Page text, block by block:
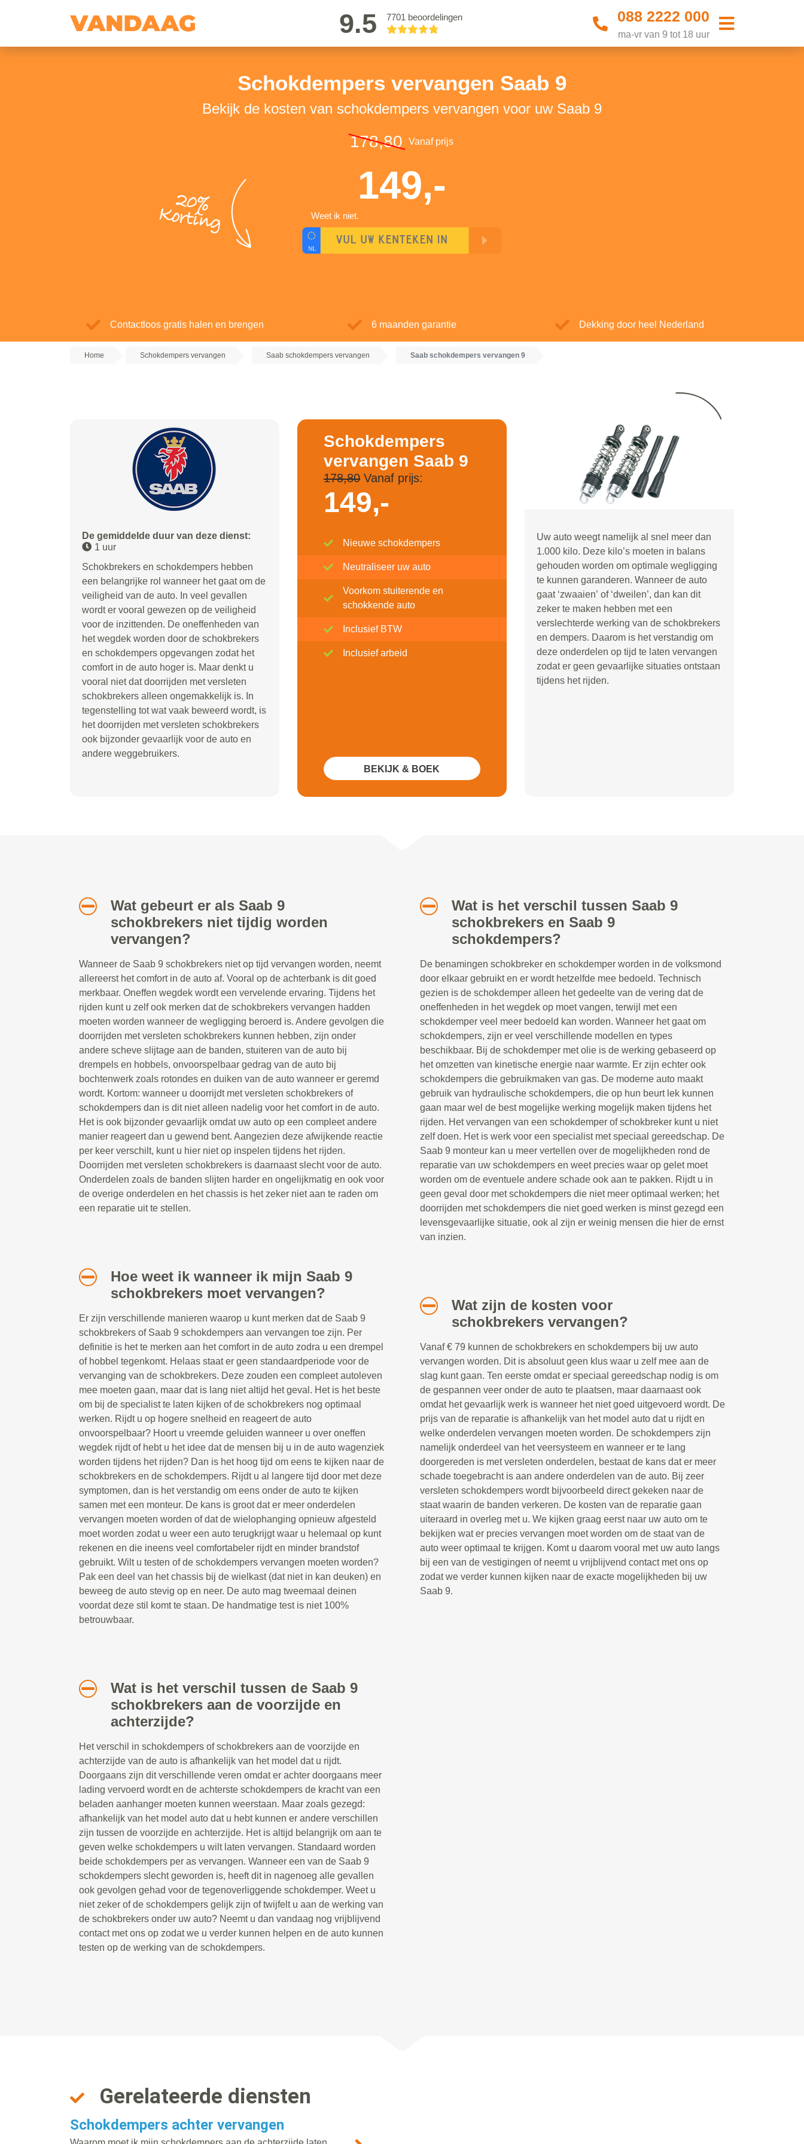
9.5 7701 beoordelingen 088 2222 000
ma-vr van 9 tot 18 uur
Schokdempers vervangen Saab 9
Bekijk de kosten van schokdempers vervangen voor uw Saab 9
20%
Korting
178,80 Vanaf prijs
149,-
Weet ik niet.
Contactloos gratis halen en brengen 6 maanden garantie Dekking door heel Nederland
Home Schokdempers vervangen Saab schokdempers vervangen Saab schokdempers vervangen 9
De gemiddelde duur van deze dienst:
1 uur
Schokbrekers en schokdempers hebben
een belangrijke rol wanneer het gaat om de
veiligheid van de auto. In veel gevallen
wordt er vooral gewezen op de veiligheid
voor de inzittenden. De oneffenheden van
het wegdek worden door de schokbrekers
en schokdempers opgevangen zodat het
comfort in de auto hoger is. Maar denkt u
vooral niet dat doorrijden met versleten
schokbrekers alleen ongemakkelijk is. In
tegenstelling tot wat vaak beweerd wordt, is
het doorrijden met versleten schokbrekers
ook bijzonder gevaarlijk voor de auto en
andere weggebruikers.
Schokdempers
vervangen Saab 9
178,80Vanaf prijs:
149,-
Nieuwe schokdempers
Neutraliseer uw auto
Voorkom stuiterende en
schokkende auto
Inclusief BTW
Inclusief arbeid
BEKIJK & BOEK
Uw auto weegt namelijk al snel meer dan
1.000 kilo. Deze kilo’s moeten in balans
gehouden worden om optimale wegligging
te kunnen garanderen. Wanneer de auto
gaat ‘zwaaien’ of ‘dweilen’, dan kan dit
zeker te maken hebben met een
verslechterde werking van de schokbrekers
en dempers. Daarom is het verstandig om
deze onderdelen op tijd te laten vervangen
zodat er geen gevaarlijke situaties ontstaan
tijdens het rijden.
Wat gebeurt er als Saab 9
schokbrekers niet tijdig worden
vervangen?
Wanneer de Saab 9 schokbrekers niet op tijd vervangen worden, neemt
allereerst het comfort in de auto af. Vooral op de achterbank is dit goed
merkbaar. Oneffen wegdek wordt een vervelende ervaring. Tijdens het
rijden kunt u zelf ook merken dat de schokbrekers vervangen hadden
moeten worden wanneer de wegligging beroerd is. Andere gevolgen die
doorrijden met versleten schokbrekers kunnen hebben, zijn onder
andere scheve slijtage aan de banden, stuiteren van de auto bij
drempels en hobbels, onvoorspelbaar gedrag van de auto bij
bochtenwerk zoals rotondes en duiken van de auto wanneer er geremd
wordt. Kortom: wanneer u doorrijdt met versleten schokbrekers of
schokdempers dan is dit niet alleen nadelig voor het comfort in de auto.
Het is ook bijzonder gevaarlijk omdat uw auto op een compleet andere
manier reageert dan u gewend bent. Aangezien deze afwijkende reactie
per keer verschilt, kunt u hier niet op inspelen tijdens het rijden.
Doorrijden met versleten schokbrekers is daarnaast slecht voor de auto.
Onderdelen zoals de banden slijten harder en ongelijkmatig en ook voor
de overige onderdelen en het chassis is het zeker niet aan te raden om
een reparatie uit te stellen.
Hoe weet ik wanneer ik mijn Saab 9
schokbrekers moet vervangen?
Er zijn verschillende manieren waarop u kunt merken dat de Saab 9
schokbrekers of Saab 9 schokdempers aan vervangen toe zijn. Per
definitie is het te merken aan het comfort in de auto zodra u een drempel
of hobbel tegenkomt. Helaas staat er geen standaardperiode voor de
vervanging van de schokbrekers. Deze zouden een compleet autoleven
mee moeten gaan, maar dat is lang niet altijd het geval. Het is het beste
om bij de specialist te laten kijken of de schokbrekers nog optimaal
werken. Rijdt u op hogere snelheid en reageert de auto
onvoorspelbaar? Hoort u vreemde geluiden wanneer u over oneffen
wegdek rijdt of hebt u het idee dat de mensen bij u in de auto wagenziek
worden tijdens het rijden? Dan is het hoog tijd om eens te kijken naar de
schokbrekers en de schokdempers. Rijdt u al langere tijd door met deze
symptomen, dan is het verstandig om eens onder de auto te kijken
samen met een monteur. De kans is groot dat er meer onderdelen
vervangen moeten worden of dat de wielophanging opnieuw afgesteld
moet worden zodat u weer een auto terugkrijgt waar u helemaal op kunt
rekenen en die ineens veel comfortabeler rijdt en minder brandstof
gebruikt. Wilt u testen of de schokdempers vervangen moeten worden?
Pak een deel van het chassis bij de wielkast (dat niet in kan deuken) en
beweeg de auto stevig op en neer. De auto mag tweemaal deinen
voordat deze stil komt te staan. De handmatige test is niet 100%
betrouwbaar.
Wat is het verschil tussen de Saab 9
schokbrekers aan de voorzijde en
achterzijde?
Het verschil in schokdempers of schokbrekers aan de voorzijde en
achterzijde van de auto is afhankelijk van het model dat u rijdt.
Doorgaans zijn dit verschillende veren omdat er achter doorgaans meer
lading vervoerd wordt en de achterste schokdempers de kracht van een
beladen aanhanger moeten kunnen weerstaan. Maar zoals gezegd:
afhankelijk van het model auto dat u hebt kunnen er andere verschillen
zijn tussen de voorzijde en achterzijde. Het is altijd belangrijk om aan te
geven welke schokdempers u wilt laten vervangen. Standaard worden
beide schokdempers per as vervangen. Wanneer een van de Saab 9
schokdempers slecht geworden is, heeft dit in nagenoeg alle gevallen
ook gevolgen gehad voor de tegenoverliggende schokdemper. Weet u
niet zeker of de schokdempers gelijk zijn of twijfelt u aan de werking van
de schokbrekers onder uw auto? Neemt u dan vandaag nog vrijblijvend
contact met ons op zodat we u verder kunnen helpen en de auto kunnen
testen op de werking van de schokdempers.
Wat is het verschil tussen Saab 9
schokbrekers en Saab 9
schokdempers?
De benamingen schokbreker en schokdemper worden in de volksmond
door elkaar gebruikt en er wordt hetzelfde mee bedoeld. Technisch
gezien is de schokdemper alleen het gedeelte van de vering dat de
oneffenheden in het wegdek op moet vangen, terwijl met een
schokdemper veel meer bedoeld kan worden. Wanneer het gaat om
schokdempers, zijn er veel verschillende modellen en types
beschikbaar. Bij de schokdemper met olie is de werking gebaseerd op
het omzetten van kinetische energie naar warmte. Er zijn echter ook
schokdempers die gebruikmaken van gas. De moderne auto maakt
gebruik van hydraulische schokdempers, die op hun beurt lek kunnen
gaan maar wel de best mogelijke werking mogelijk maken tijdens het
rijden. Het vervangen van een schokdemper of schokbreker kunt u niet
zelf doen. Het is werk voor een specialist met speciaal gereedschap. De
Saab 9 monteur kan u meer vertellen over de mogelijkheden rond de
reparatie van uw schokdempers en weet precies waar op gelet moet
worden om de eventuele andere schade ook aan te pakken. Rijdt u in
geen geval door met schokdempers die niet meer optimaal werken; het
doorrijden met schokdempers die niet goed werken is minst gezegd een
levensgevaarlijke situatie, ook al zijn er weinig mensen die hier de ernst
van inzien.
Wat zijn de kosten voor
schokbrekers vervangen?
Vanaf € 79 kunnen de schokbrekers en schokdempers bij uw auto
vervangen worden. Dit is absoluut geen klus waar u zelf mee aan de
slag kunt gaan. Ten eerste omdat er speciaal gereedschap nodig is om
de gespannen veer onder de auto te plaatsen, maar daarnaast ook
omdat het gevaarlijk werk is wanneer het niet goed uitgevoerd wordt. De
prijs van de reparatie is afhankelijk van het model auto dat u rijdt en
welke onderdelen vervangen moeten worden. De schokdempers zijn
namelijk onderdeel van het veersysteem en wanneer er te lang
doorgereden is met versleten onderdelen, bestaat de kans dat er meer
schade toegebracht is aan andere onderdelen van de auto. Bij zeer
versleten schokdempers wordt bijvoorbeeld direct gekeken naar de
staat waarin de banden verkeren. De kosten van de reparatie gaan
uiteraard in overleg met u. We kijken graag eerst naar uw auto om te
bekijken wat er precies vervangen moet worden om de staat van de
auto weer optimaal te krijgen. Komt u daarom vooral met uw auto langs
bij een van de vestigingen of neemt u vrijblijvend contact met ons op
zodat we verder kunnen kijken naar de exacte mogelijkheden bij uw
Saab 9.
Gerelateerde diensten
Schokdempers achter vervangen